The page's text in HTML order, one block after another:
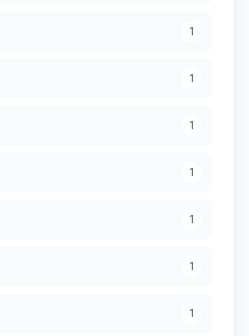
1
1
1
1
1
1
1